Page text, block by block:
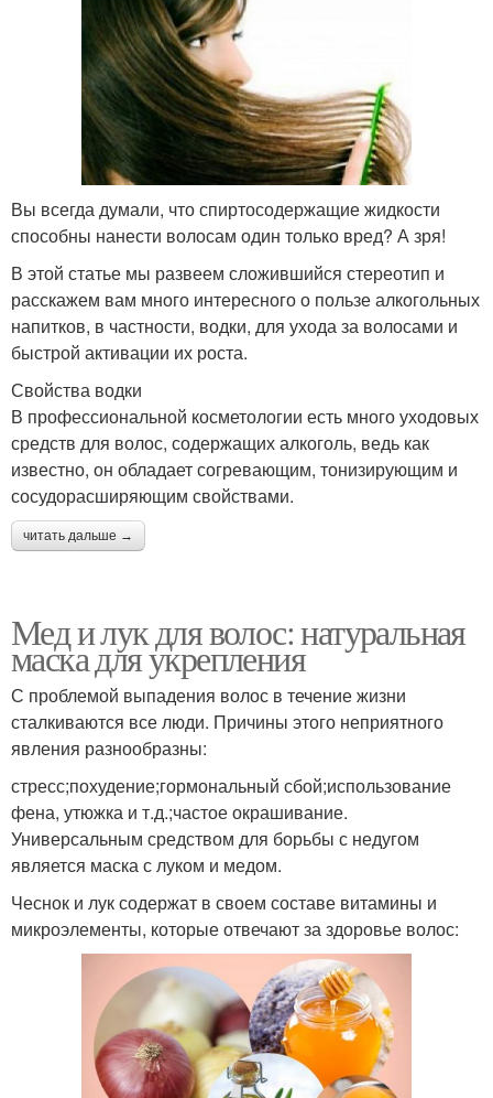
Вы всегда думали, что спиртосодержащие жидкости
способны нанести волосам один только вред? А зря!
В этой статье мы развеем сложившийся стереотип и
расскажем вам много интересного о пользе алкогольных
напитков, в частности, водки, для ухода за волосами и
быстрой активации их роста.
Свойства водки
В профессиональной косметологии есть много уходовых
средств для волос, содержащих алкоголь, ведь как
известно, он обладает согревающим, тонизирующим и
сосудорасширяющим свойствами.
читать дальше →
Мед и лук для волос: натуральная
маска для укрепления
С проблемой выпадения волос в течение жизни
сталкиваются все люди. Причины этого неприятного
явления разнообразны:
стресс;похудение;гормональный сбой;использование
фена, утюжка и т.д.;частое окрашивание.
Универсальным средством для борьбы с недугом
является маска с луком и медом.
Чеснок и лук содержат в своем составе витамины и
микроэлементы, которые отвечают за здоровье волос: